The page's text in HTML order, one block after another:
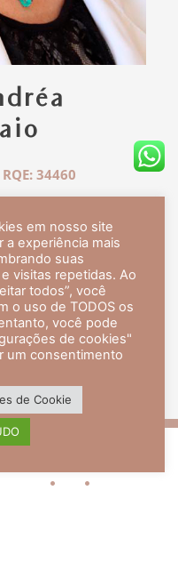
34460
pela UFRJ.
pela UFRJ, tendo
em 2007.
de Dermatologia,
+
em nosso site
a experiência mais
suas
visitas repetidas. Ao
todos”, você
o uso de TODOS os
você pode
de cookies"
um consentimento
de Cookie